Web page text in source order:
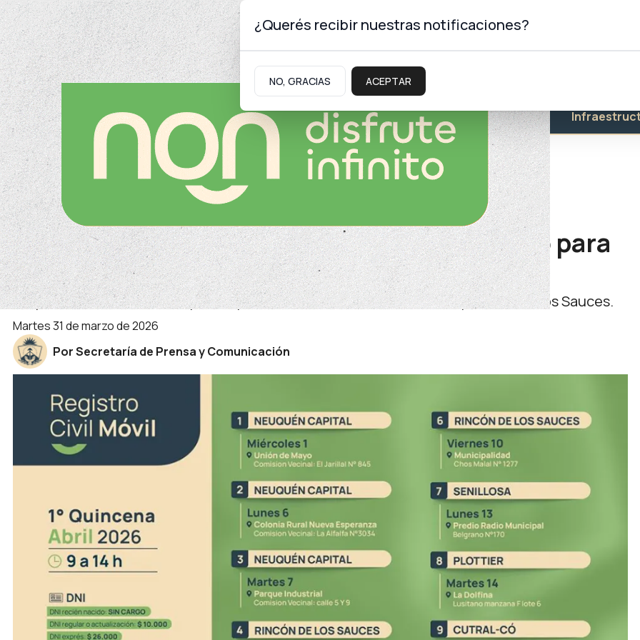
Jueves 6deAgostode 2026
Neuquinidad Gabinete Turismo Educación Salud
Gobierno
A partir del miércoles 1
El Registro Civil Móvil confirmó su itinerario para
la primera quincena de abril
El operativo recorrerá Neuquén capital, Senillosa, Plottier, Cutral Co y Rincón de los Sauces.
martes 31 de marzo de 2026
Por Secretaría de Prensa y Comunicación
¿Querés recibir nuestras notificaciones?
NO, GRACIAS ACEPTAR